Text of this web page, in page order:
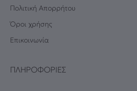
Πολιτική Απορρήτου
Όροι χρήσης
Επικοινωνία
ΠΛΗΡΟΦΟΡΊΕΣ